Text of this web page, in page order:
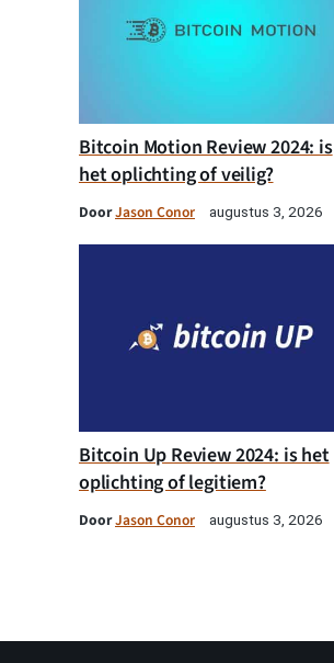
Bitcoin Motion Review 2024: is
het oplichting of veilig?
DoorJason Conor augustus 3, 2026
Bitcoin Up Review 2024: is het
oplichting of legitiem?
DoorJason Conor augustus 3, 2026